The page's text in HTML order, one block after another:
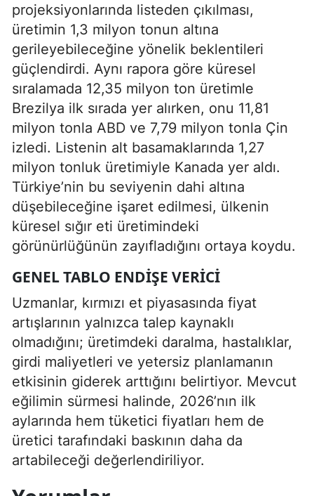
projeksiyonlarında listeden çıkılması,
üretimin 1,3 milyon tonun altına
gerileyebileceğine yönelik beklentileri
güçlendirdi. Aynı rapora göre küresel
sıralamada 12,35 milyon ton üretimle
Brezilya ilk sırada yer alırken, onu 11,81
milyon tonla ABD ve 7,79 milyon tonla Çin
izledi. Listenin alt basamaklarında 1,27
milyon tonluk üretimiyle Kanada yer aldı.
Türkiye’nin bu seviyenin dahi altına
düşebileceğine işaret edilmesi, ülkenin
küresel sığır eti üretimindeki
görünürlüğünün zayıfladığını ortaya koydu.
GENEL TABLO ENDIŞE VERICI
Uzmanlar, kırmızı et piyasasında fiyat
artışlarının yalnızca talep kaynaklı
olmadığını; üretimdeki daralma, hastalıklar,
girdi maliyetleri ve yetersiz planlamanın
etkisinin giderek arttığını belirtiyor. Mevcut
eğilimin sürmesi halinde, 2026’nın ilk
aylarında hem tüketici fiyatları hem de
üretici tarafındaki baskının daha da
artabileceği değerlendiriliyor.